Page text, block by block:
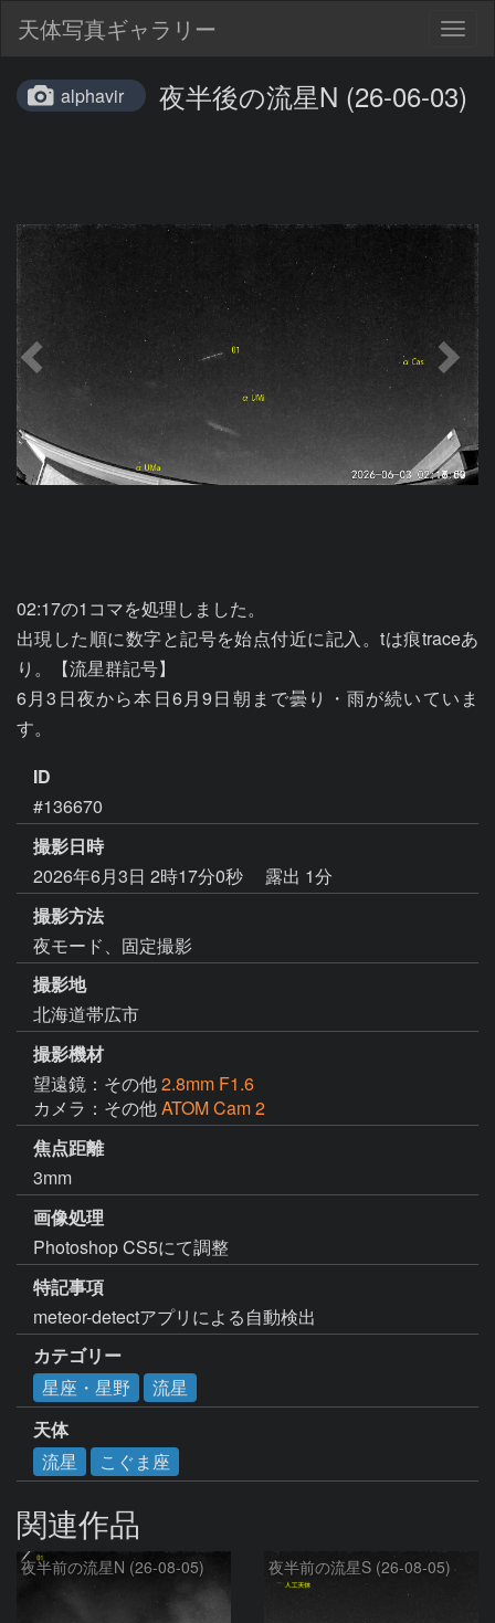
天体写真ギャラリー
alphavir 夜半後の流星N (26-06-03)
02:17の1コマを処理しました。
出現した順に数字と記号を始点付近に記入。tは痕traceあ
り。【流星群記号】
6月3日夜から本日6月9日朝まで曇り・雨が続いていま
ID
#136670
撮影日時
2026年6月3日 2時17分0秒
露出 1分
撮影方法
夜モード、固定撮影
撮影地
北海道帯広市
撮影機材
望遠鏡：その他2.8mm F1.6
カメラ：その他ATOM Cam 2
焦点距離
3mm
画像処理
Photoshop CS5にて調整
特記事項
meteor-detectアプリによる自動検出
カテゴリー
星座・星野
流星
天体
流星
こぐま座
関連作品
夜半前の流星N (26-08-05) 夜半前の流星S (26-08-05)